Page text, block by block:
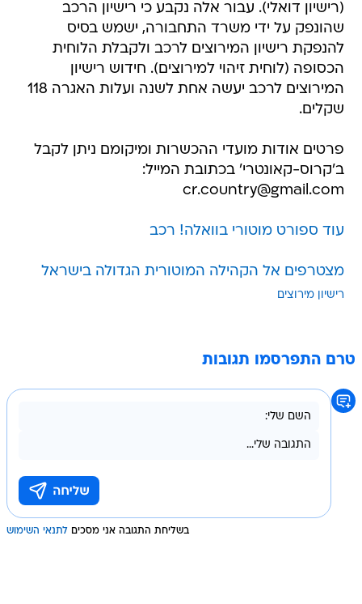
(רישיון דואלי). עבור אלה נקבע כי רישיון הרכב
שהונפק על ידי משרד התחבורה, ישמש בסיס
להנפקת רישיון המירוצים לרכב ולקבלת הלוחית
הכסופה (לוחית זיהוי למירוצים). חידוש רישיון
המירוצים לרכב יעשה אחת לשנה ועלות האגרה 118
שקלים.
פרטים אודות מועדי ההכשרות ומיקומם ניתן לקבל
ב'קרוס-קאונטרי' בכתובת המייל:
cr.country@gmail.com
עוד ספורט מוטורי בוואלה! רכב
מצטרפים אל הקהילה המוטורית הגדולה בישראל
רישיון מירוצים
טרם התפרסמו תגובות
בשליחת התגובה אני מסכים לתנאי השימוש